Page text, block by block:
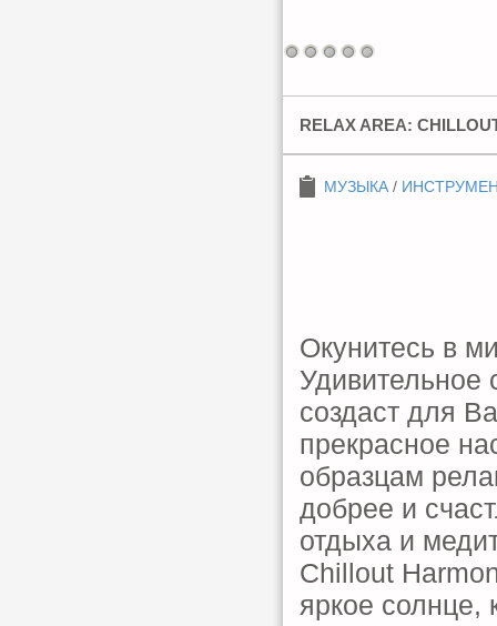
RELAX AREA:
МУЗЫКА /
Окунитесь в
Удивительное
создаст для
прекрасное
образцам
добрее и
отдыха и
Chillout
яркое солнце,